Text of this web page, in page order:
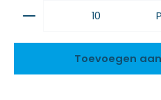
Producthoeveelheid:
Toevoegen